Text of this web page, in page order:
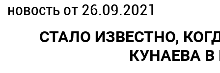
новость от 26.09.2021
СТАЛО ИЗВЕСТНО,
КУНАЕВА